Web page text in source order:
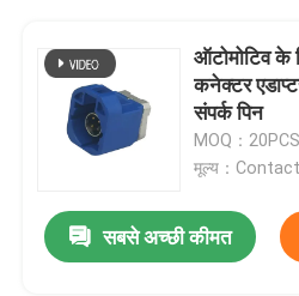
ऑटोमोटिव के
कनेक्टर
संपर्क पिन
MOQ：20PCS
मूल्य：
सबसे अच्छी कीमत